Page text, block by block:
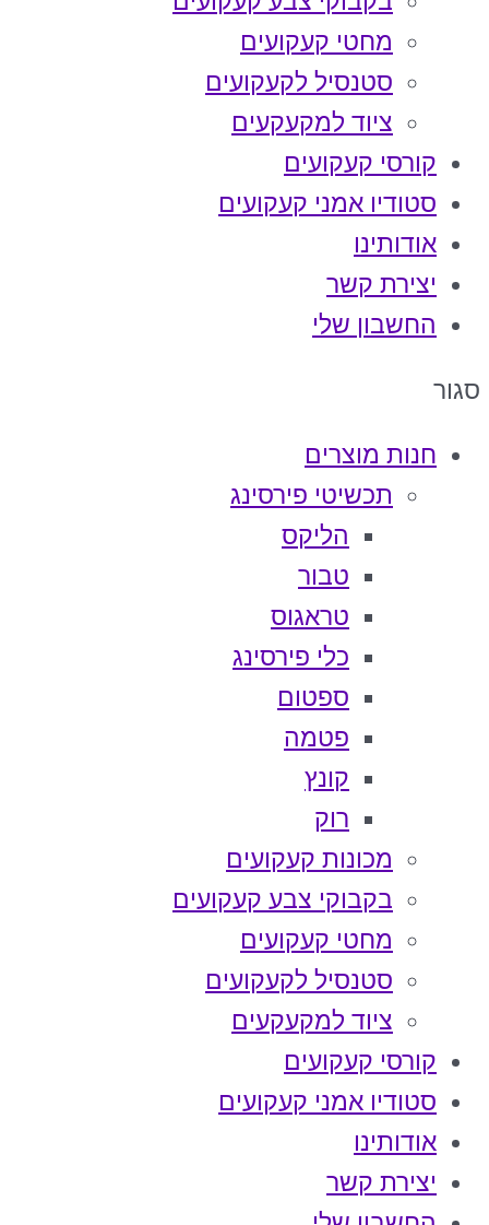
מחטי קעקועים
סטנסיל לקעקועים
ציוד למקעקעים
קורסי קעקועים
סטודיו אמני קעקועים
אודותינו
יצירת קשר
החשבון שלי
סגור
חנות מוצרים
תכשיטי פירסינג
הליקס
טבור
טראגוס
כלי פירסינג
ספטום
פטמה
קונץ
רוק
מכונות קעקועים
בקבוקי צבע קעקועים
מחטי קעקועים
סטנסיל לקעקועים
ציוד למקעקעים
קורסי קעקועים
סטודיו אמני קעקועים
אודותינו
יצירת קשר